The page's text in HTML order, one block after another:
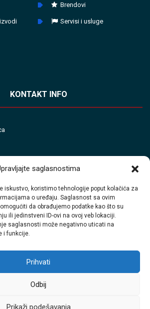
saglasnostima
iskustvo, koristimo tehnologije poput kolačića za
o uređaju. Saglasnost sa ovim
da obrađujemo podatke kao što su
ili jedinstveni ID-ovi na ovoj veb lokaciji.
saglasnosti može negativno uticati na
i funkcije.
Prihvati
Odbij
Prikaži podešavanja
Brendovi
Servisi i usluge
KONTAKT INFO
Interpromet.All Rights Reserved.